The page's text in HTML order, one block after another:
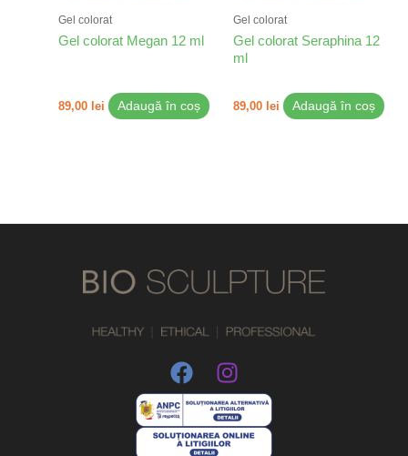
Gel colorat
Gel colorat Megan 12 ml
89,00 lei Adaugă în coș
Gel colorat
Gel colorat Seraphina 12
ml
89,00 lei Adaugă în coș